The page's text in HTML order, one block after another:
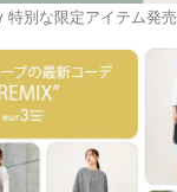
別な限定アイテム発売